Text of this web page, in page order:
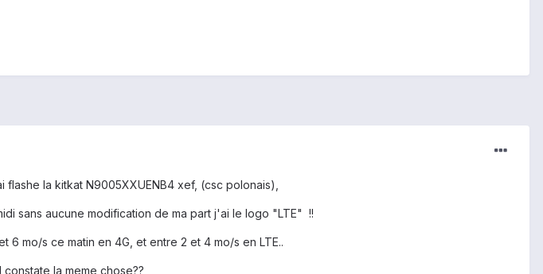
la kitkat N9005XXUENB4 xef, (csc polonais),
sans aucune modification de ma part j'ai le logo "LTE" !!
mo/s ce matin en 4G, et entre 2 et 4 mo/s en LTE..
la meme chose??